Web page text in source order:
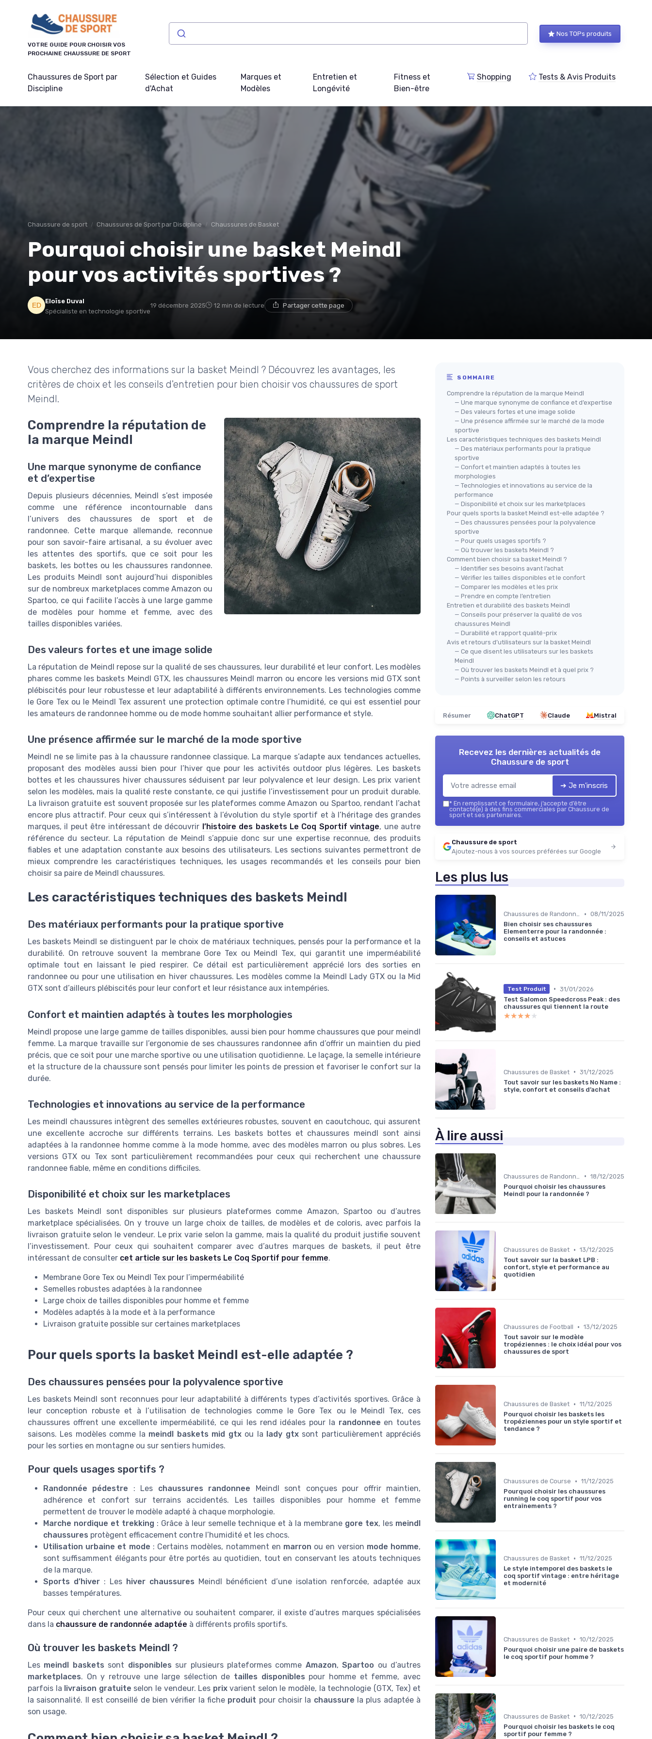
VOTRE GUIDE POUR CHOISIR VOS
PROCHAINE CHAUSSURE DE SPORT
Nos TOPs produits
Chaussures de Sport par
Discipline
Sélection et Guides
d'Achat
Marques et
Modèles
Entretien et
Longévité
Fitness et
Bien-être
Shopping Tests & Avis Produits
Chaussure de sport Chaussures de Sport par Discipline Chaussures de Basket
Pourquoi choisir une basket Meindl
pour vos activités sportives ?
Eloïse Duval
Spécialiste en technologie sportive
19 décembre 2025 12 min de lecture Partager cette page
Vous cherchez des informations sur la basket Meindl ? Découvrez les avantages, les
critères de choix et les conseils d'entretien pour bien choisir vos chaussures de sport
Meindl.
Comprendre la réputation de
la marque Meindl
Une marque synonyme de confiance
et d’expertise
Depuis plusieurs décennies, Meindl s’est imposée
comme une référence incontournable dans
l’univers des chaussures de sport et de
randonnee. Cette marque allemande, reconnue
pour son savoir-faire artisanal, a su évoluer avec
les attentes des sportifs, que ce soit pour les
baskets, les bottes ou les chaussures randonnee.
Les produits Meindl sont aujourd’hui disponibles
sur de nombreux marketplaces comme Amazon ou
Spartoo, ce qui facilite l’accès à une large gamme
de modèles pour homme et femme, avec des
tailles disponibles variées.
Des valeurs fortes et une image solide
La réputation de Meindl repose sur la qualité de ses chaussures, leur durabilité et leur confort. Les modèles
phares comme les baskets Meindl GTX, les chaussures Meindl marron ou encore les versions mid GTX sont
plébiscités pour leur robustesse et leur adaptabilité à différents environnements. Les technologies comme
le Gore Tex ou le Meindl Tex assurent une protection optimale contre l’humidité, ce qui est essentiel pour
les amateurs de randonnee homme ou de mode homme souhaitant allier performance et style.
Une présence affirmée sur le marché de la mode sportive
Meindl ne se limite pas à la chaussure randonnee classique. La marque s’adapte aux tendances actuelles,
proposant des modèles aussi bien pour l’hiver que pour les activités outdoor plus légères. Les baskets
bottes et les chaussures hiver chaussures séduisent par leur polyvalence et leur design. Les prix varient
selon les modèles, mais la qualité reste constante, ce qui justifie l’investissement pour un produit durable.
La livraison gratuite est souvent proposée sur les plateformes comme Amazon ou Spartoo, rendant l’achat
encore plus attractif. Pour ceux qui s’intéressent à l’évolution du style sportif et à l’héritage des grandes
marques, il peut être intéressant de découvrir l’histoire des baskets Le Coq Sportif vintage, une autre
référence du secteur. La réputation de Meindl s’appuie donc sur une expertise reconnue, des produits
fiables et une adaptation constante aux besoins des utilisateurs. Les sections suivantes permettront de
mieux comprendre les caractéristiques techniques, les usages recommandés et les conseils pour bien
choisir sa paire de Meindl chaussures.
Les caractéristiques techniques des baskets Meindl
Des matériaux performants pour la pratique sportive
Les baskets Meindl se distinguent par le choix de matériaux techniques, pensés pour la performance et la
durabilité. On retrouve souvent la membrane Gore Tex ou Meindl Tex, qui garantit une imperméabilité
optimale tout en laissant le pied respirer. Ce détail est particulièrement apprécié lors des sorties en
randonnee ou pour une utilisation en hiver chaussures. Les modèles comme la Meindl Lady GTX ou la Mid
GTX sont d’ailleurs plébiscités pour leur confort et leur résistance aux intempéries.
Confort et maintien adaptés à toutes les morphologies
Meindl propose une large gamme de tailles disponibles, aussi bien pour homme chaussures que pour meindl
femme. La marque travaille sur l’ergonomie de ses chaussures randonnee afin d’offrir un maintien du pied
précis, que ce soit pour une marche sportive ou une utilisation quotidienne. Le laçage, la semelle intérieure
et la structure de la chaussure sont pensés pour limiter les points de pression et favoriser le confort sur la
durée.
Technologies et innovations au service de la performance
Les meindl chaussures intègrent des semelles extérieures robustes, souvent en caoutchouc, qui assurent
une excellente accroche sur différents terrains. Les baskets bottes et chaussures meindl sont ainsi
adaptées à la randonnee homme comme à la mode homme, avec des modèles marron ou plus sobres. Les
versions GTX ou Tex sont particulièrement recommandées pour ceux qui recherchent une chaussure
randonnee fiable, même en conditions difficiles.
Disponibilité et choix sur les marketplaces
Les baskets Meindl sont disponibles sur plusieurs plateformes comme Amazon, Spartoo ou d’autres
marketplace spécialisées. On y trouve un large choix de tailles, de modèles et de coloris, avec parfois la
livraison gratuite selon le vendeur. Le prix varie selon la gamme, mais la qualité du produit justifie souvent
l’investissement. Pour ceux qui souhaitent comparer avec d’autres marques de baskets, il peut être
intéressant de consulter cet article sur les baskets Le Coq Sportif pour femme.
Membrane Gore Tex ou Meindl Tex pour l’imperméabilité
Semelles robustes adaptées à la randonnee
Large choix de tailles disponibles pour homme et femme
Modèles adaptés à la mode et à la performance
Livraison gratuite possible sur certaines marketplaces
Pour quels sports la basket Meindl est-elle adaptée ?
Des chaussures pensées pour la polyvalence sportive
Les baskets Meindl sont reconnues pour leur adaptabilité à différents types d’activités sportives. Grâce à
leur conception robuste et à l’utilisation de technologies comme le Gore Tex ou le Meindl Tex, ces
chaussures offrent une excellente imperméabilité, ce qui les rend idéales pour la randonnee en toutes
saisons. Les modèles comme la meindl baskets mid gtxou la lady gtxsont particulièrement appréciés
pour les sorties en montagne ou sur sentiers humides.
Pour quels usages sportifs ?
Randonnée pédestre : Les chaussures randonnee Meindl sont conçues pour offrir maintien,
adhérence et confort sur terrains accidentés. Les tailles disponibles pour homme et femme
permettent de trouver le modèle adapté à chaque morphologie.
Marche nordique et trekking : Grâce à leur semelle technique et à la membrane gore tex, les meindl
chaussures protègent efficacement contre l’humidité et les chocs.
Utilisation urbaine et mode : Certains modèles, notamment en marron ou en version mode homme,
sont suffisamment élégants pour être portés au quotidien, tout en conservant les atouts techniques
de la marque.
Sports d’hiver : Les hiver chaussures Meindl bénéficient d’une isolation renforcée, adaptée aux
basses températures.
Pour ceux qui cherchent une alternative ou souhaitent comparer, il existe d’autres marques spécialisées
dans la chaussure de randonnée adaptée à différents profils sportifs.
Où trouver les baskets Meindl ?
Les meindl baskets sont disponibles sur plusieurs plateformes comme Amazon,Spartoo ou d’autres
marketplaces. On y retrouve une large sélection de tailles disponibles pour homme et femme, avec
parfois la livraison gratuite selon le vendeur. Les prixvarient selon le modèle, la technologie (GTX, Tex) et
la saisonnalité. Il est conseillé de bien vérifier la fiche produit pour choisir la chaussure la plus adaptée à
son usage.
SOMMAIRE
Comprendre la réputation de la marque Meindl
— Une marque synonyme de confiance et d’expertise
— Des valeurs fortes et une image solide
— Une présence affirmée sur le marché de la mode
sportive
Les caractéristiques techniques des baskets Meindl
— Des matériaux performants pour la pratique
sportive
— Confort et maintien adaptés à toutes les
morphologies
— Technologies et innovations au service de la
performance
— Disponibilité et choix sur les marketplaces
Pour quels sports la basket Meindl est-elle adaptée ?
— Des chaussures pensées pour la polyvalence
sportive
— Pour quels usages sportifs ?
— Où trouver les baskets Meindl ?
Comment bien choisir sa basket Meindl ?
— Identifier ses besoins avant l’achat
— Vérifier les tailles disponibles et le confort
— Comparer les modèles et les prix
— Prendre en compte l’entretien
Entretien et durabilité des baskets Meindl
— Conseils pour préserver la qualité de vos
chaussures Meindl
— Durabilité et rapport qualité-prix
Avis et retours d’utilisateurs sur la basket Meindl
— Ce que disent les utilisateurs sur les baskets
Meindl
— Où trouver les baskets Meindl et à quel prix ?
— Points à surveiller selon les retours
Résumer ChatGPT Claude Mistral
Recevez les dernières actualités de
Chaussure de sport
➔ Je m'inscris
* En remplissant ce formulaire, j’accepte d’être
contacté(e) à des fins commerciales par Chaussure de
sport et ses partenaires.
Chaussure de sport
Ajoutez-nous à vos sources préférées sur Google
Les plus lus
Chaussures de Randonnée • 08/11/2025
Bien choisir ses chaussures
Elementerre pour la randonnée :
conseils et astuces
Test Produit • 31/01/2026
Test Salomon Speedcross Peak : des
chaussures qui tiennent la route
★★★★★
★★★★★
Chaussures de Basket • 31/12/2025
Tout savoir sur les baskets No Name :
style, confort et conseils d’achat
À lire aussi
• 18/12/2025
Pourquoi choisir les chaussures
Meindl pour la randonnée ?
Chaussures de Basket • 13/12/2025
Tout savoir sur la basket LPB :
confort, style et performance au
quotidien
Chaussures de Football • 13/12/2025
Tout savoir sur le modèle
tropéziennes : le choix idéal pour vos
chaussures de sport
Chaussures de Basket • 11/12/2025
Pourquoi choisir les baskets les
tropéziennes pour un style sportif et
tendance ?
Chaussures de Course • 11/12/2025
Pourquoi choisir les chaussures
running le coq sportif pour vos
entraînements ?
Chaussures de Basket • 11/12/2025
Le style intemporel des baskets le
coq sportif vintage : entre héritage
et modernité
Chaussures de Basket • 10/12/2025
Pourquoi choisir une paire de baskets
le coq sportif pour homme ?
Chaussures de Basket • 10/12/2025
Pourquoi choisir les baskets le coq
sportif pour femme ?